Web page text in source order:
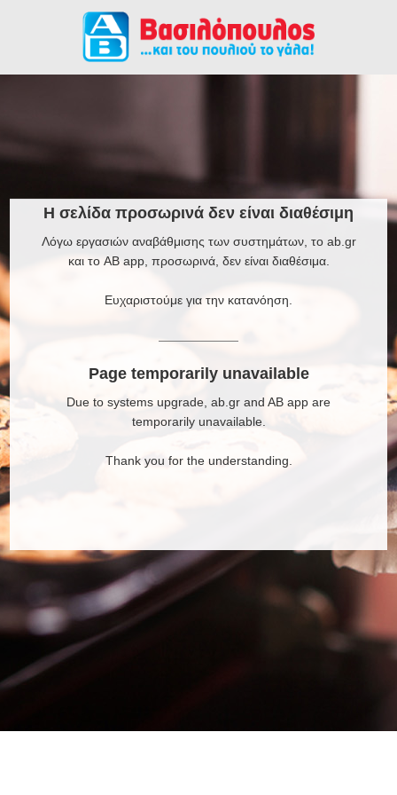
Η σελίδα προσωρινά δεν είναι διαθέσιμη
Λόγω εργασιών αναβάθμισης των συστημάτων, το ab.gr
και το AB app, προσωρινά, δεν είναι διαθέσιμα.
Ευχαριστούμε για την κατανόηση.
Page temporarily unavailable
Due to systems upgrade, ab.gr and AB app are
temporarily unavailable.
Thank you for the understanding.